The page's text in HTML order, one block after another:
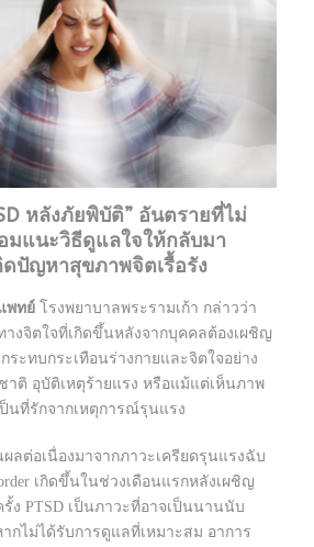
หลังภัยพิบัติ” อันตรายที่ไม่
มแนะวิธีดูแลใจให้กลับมา
ดปัญหาสุขภาพจิตเรื้อรัง
พทย์ โรงพยาบาลพระรามเก้า กล่าวว่า
างจิตใจที่เกิดขึ้นหลังจากบุคคลต้องเผชิญ
ระทบกระเทือนร่างกายและจิตใจอย่าง
าติ อุบัติเหตุร้ายแรง หรือแม้แต่เห็นภาพ
นที่รักจากเหตุการณ์รุนแรง
ผลต่อเนื่องมาจากภาวะเครียดรุนแรงฉับ
เกิดขึ้นในช่วงเดือนแรกหลังเผชิญ
ง PTSD เป็นภาวะที่อาจเป็นนานนับ
กไม่ได้รับการดูแลที่เหมาะสม อาการ